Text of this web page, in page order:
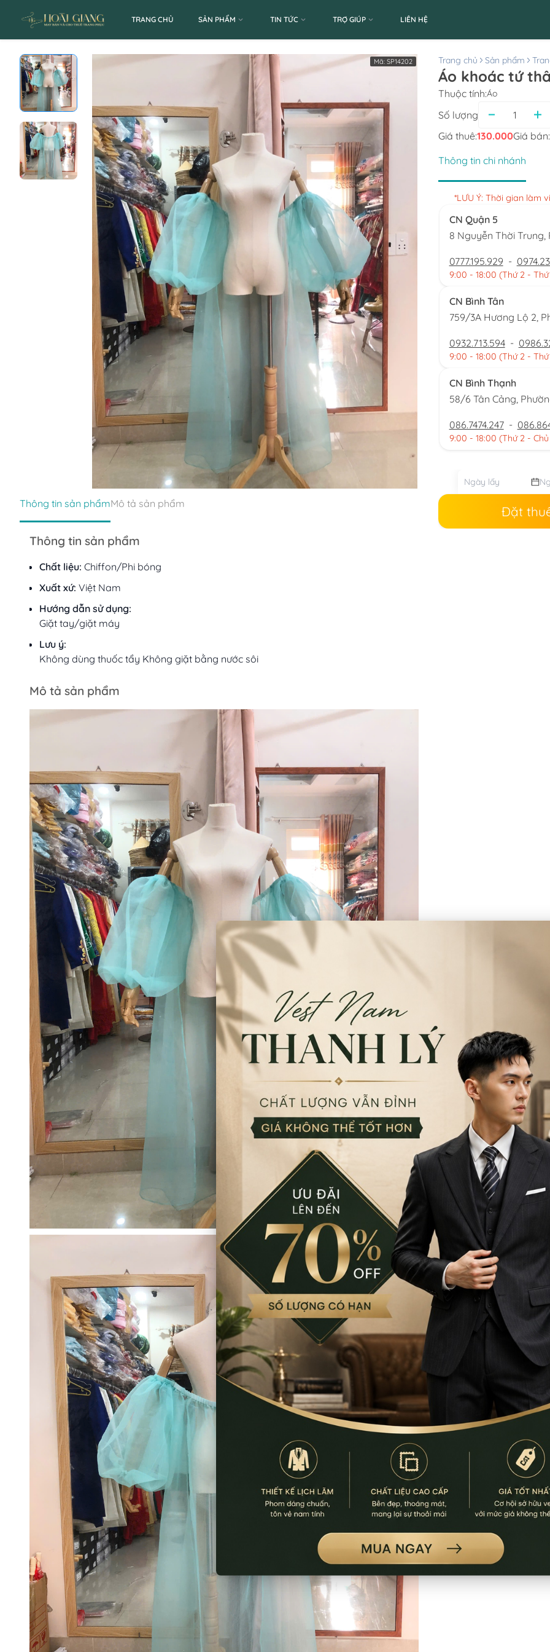
TRANG CHỦ SẢN PHẨM TIN TỨC TRỢ GIÚP LIÊN HỆ
Mã: SP14202
Thông tin sản phẩmMô tả sản phẩm
Thông tin sản phẩm
Chất liệu: Chiffon/Phi bóng
Xuất xứ: Việt Nam
Hướng dẫn sử dụng:
Giặt tay/giặt máy
Lưu ý:
Không dùng thuốc tẩy Không giặt bằng nước sôi
Mô tả sản phẩm
Trang chủ Sản phẩm
Áo khoác tứ
Thuộc tính:Áo
Số lượng
Giá thuê:130.000Giá bán:
Thông tin chi nhánh
*LƯU Ý: Thời gian làm
CN Quận 5
8 Nguyễn Thời Trung,
0777.195.929 -
9:00 - 18:00 (Thứ 2 - Thứ
CN Bình Tân
759/3A Hương Lộ 2,
0932.713.594 -
9:00 - 18:00 (Thứ 2 - Thứ
CN Bình Thạnh
58/6 Tân Cảng,
086.7474.247 -
9:00 - 18:00 (Thứ 2 -
Đặt